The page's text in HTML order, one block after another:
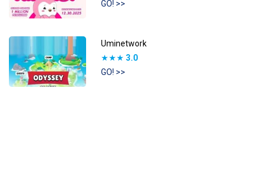
GO! >>
Uminetwork
★★★ 3.0
GO! >>